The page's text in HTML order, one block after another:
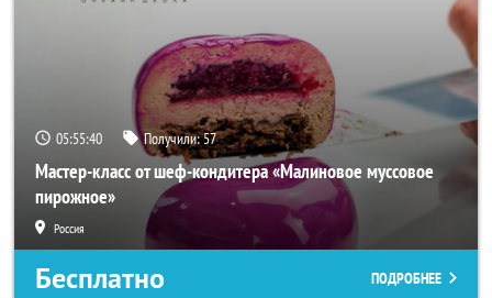
05:55:40 Получили:57
Мастер-класс от шеф-кондитера «Малиновое муссовое
пирожное»
Россия
Бесплатно ПОДРОБНЕЕ